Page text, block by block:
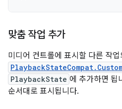
맞춤 작업 추가
미디어 컨트롤에 표시할 다른 작업
PlaybackState 에 추가하면 됩
순서대로 표시됩니다.